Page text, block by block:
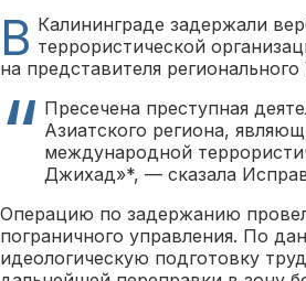
В Калининграде задержали
террористической
на представителя
Пресечена преступная
Азиатского региона,
международной
Джихад»*, — сказала
Операцию по задержанию
пограничного управления. По
идеологическую подготовку